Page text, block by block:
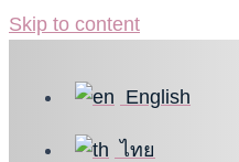
Skip to content
English
ไทย